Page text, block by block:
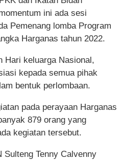
ini ada sesi
Pemenang lomba Program
Harganas tahun 2022.
Hari keluarga Nasional,
kepada semua pihak
bentuk perlombaan.
pada perayaan Harganas
879 orang yang
kegiatan tersebut.
Sulteng Tenny Calvenny